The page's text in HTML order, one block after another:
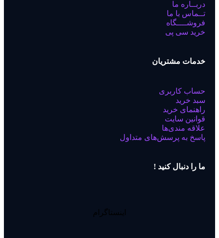
دربــاره ما
تــماس با ما
فروشــــگاه
خرید سی پی
خدمات مشتریان
حساب کاربری
سبد خرید
راهنمای خرید
قوانین سایت
علاقه مندی‌ها
پاسخ به پرسش‌های متداول
ما را دنبال کنید !
اینستاگرام